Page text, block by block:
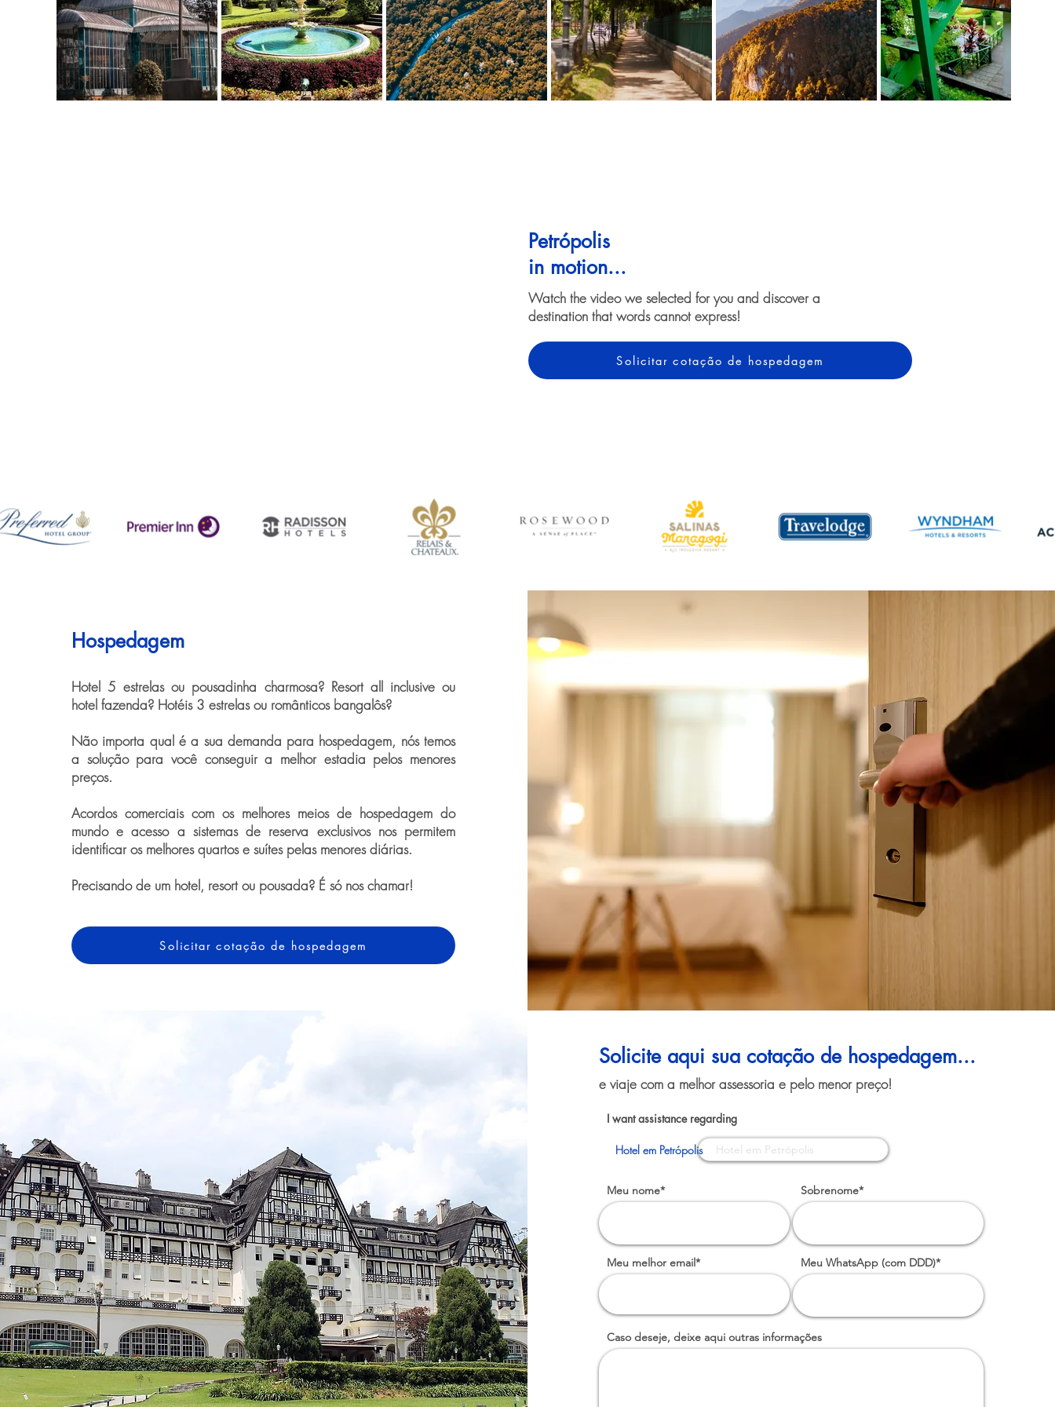
Petrópolis
in motion...
Watch the video we selected for you and discover a
destination that words cannot express!
Solicitar cotação de hospedagem
Hospedagem
Hotel 5 estrelas ou pousadinha charmosa? Resort all inclusive ou
hotel fazenda? Hotéis 3 estrelas ou românticos bangalôs?
Não importa qual é a sua demanda para hospedagem, nós temos
a solução para você conseguir a melhor estadia pelos menores
preços.
Acordos comerciais com os melhores meios de hospedagem do
mundo e acesso a sistemas de reserva exclusivos nos permitem
identificar os melhores quartos e suítes pelas menores diárias.
Precisando de um hotel, resort ou pousada? É só nos chamar!
Solicitar cotação de hospedagem
Solicite aqui sua cotação de hospedagem...
e viaje com a melhor assessoria e pelo menor preço!
I want assistance regarding
Hotel em Petrópolis
Meu nome* Sobrenome*
Meu melhor email* Meu WhatsApp (com DDD)*
Caso deseje, deixe aqui outras informações